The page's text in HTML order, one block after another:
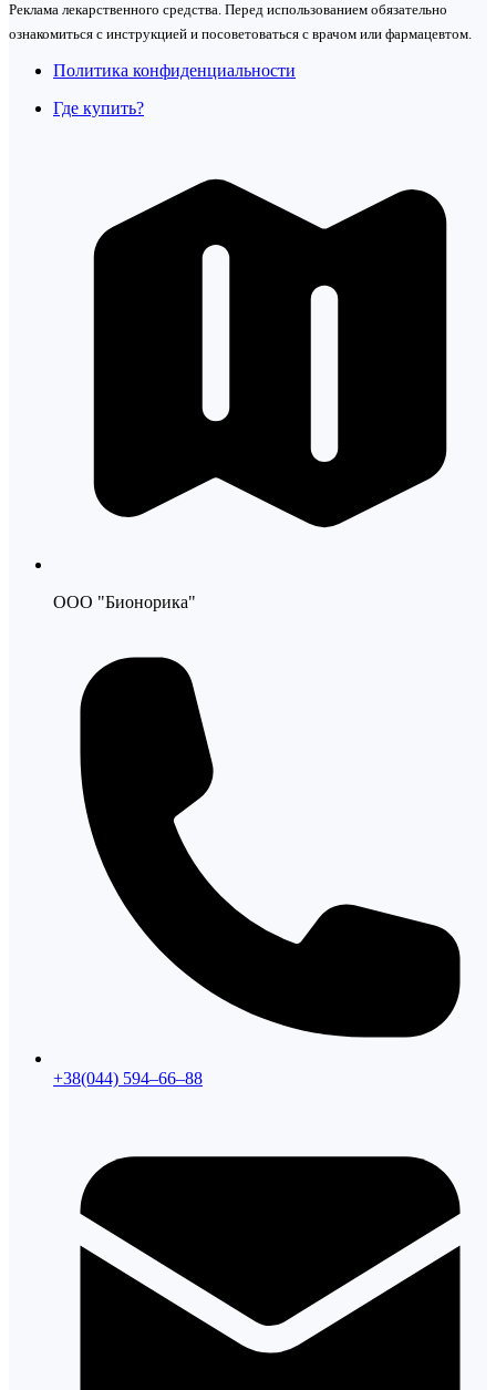
Реклама лекарственного средства. Перед использованием обязательно
ознакомиться с инструкцией и посоветоваться с врачом или фармацевтом.
Политика конфиденциальности
Где купить?
ООО "Бионорика"
+38(044) 594–66–88